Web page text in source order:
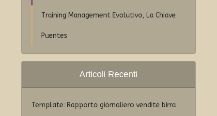
Training Management Evolutivo, La Chiave
Puentes
Articoli Recenti
Template: Rapporto giornaliero vendite birra